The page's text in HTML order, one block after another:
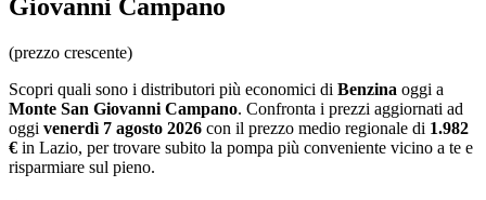
Giovanni Campano
(prezzo crescente)
Scopri quali sono i distributori più economici di Benzina oggi a
Monte San Giovanni Campano. Confronta i prezzi aggiornati ad
oggi venerdì 7 agosto 2026 con il prezzo medio regionale di 1.982
€ in Lazio, per trovare subito la pompa più conveniente vicino a te e
risparmiare sul pieno.